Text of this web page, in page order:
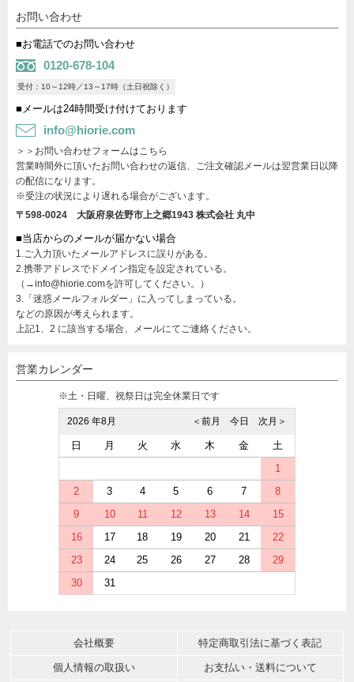
お問い合わせ
■お電話でのお問い合わせ
0120-678-104
受付：10～12時／13～17時（土日祝除く）
■メールは24時間受け付けております
info@hiorie.com
＞＞お問い合わせフォームはこちら
営業時間外に頂いたお問い合わせの返信、ご注文確認メールは翌営業日以降
の配信になります。
※受注の状況により遅れる場合がございます。
〒598-0024 大阪府泉佐野市上之郷1943 株式会社 丸中
■当店からのメールが届かない場合
1.ご入力頂いたメールアドレスに誤りがある。
2.携帯アドレスでドメイン指定を設定されている。
（→info@hiorie.comを許可してください。）
3.「迷惑メールフォルダー」に入ってしまっている。
などの原因が考えられます。
上記1、2 に該当する場合、メールにてご連絡ください。
営業カレンダー
※土・日曜、祝祭日は完全休業日です
2026 年8月 次月＞
今日
＜前月
日 月 火 水 木 金
土
1
2
3 4 5 6 7
8
9
10 11 12 13 14
15
16
17 18 19 20 21
22
23
24 25 26 27 28
29
30
31
会社概要 特定商取引法に基づく表記
個人情報の取扱い お支払い・送料について